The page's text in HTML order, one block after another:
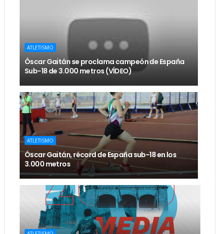
ATLETISMO
Óscar Gaitán se proclama campeón de España
Sub-18 de 3.000 metros (VÍDEO)
ATLETISMO
Óscar Gaitán, récord de España sub-18 en los
3.000 metros